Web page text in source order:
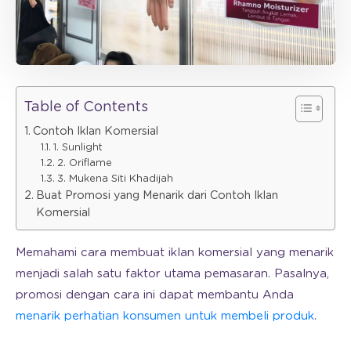
Table of Contents
Contoh Iklan Komersial
1. Sunlight
2. Oriflame
3. Mukena Siti Khadijah
Buat Promosi yang Menarik dari Contoh Iklan
Komersial
Memahami cara membuat iklan komersial yang menarik
menjadi salah satu faktor utama pemasaran. Pasalnya,
promosi dengan cara ini dapat membantu Anda
menarik perhatian konsumen untuk membeli produk.